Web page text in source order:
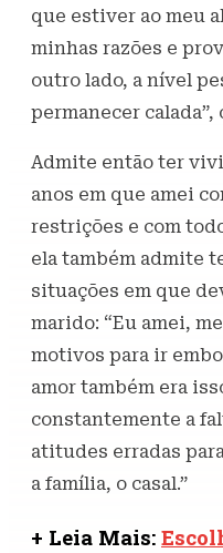
que estiver ao meu
minhas razões e
outro lado, a nível
permanecer
Admite então ter
anos em que amei
restrições e com
ela também admite
situações em que
marido: “Eu amei,
motivos para ir
amor também era
constantemente a
atitudes erradas
a família, o casal.”
+ Leia Mais: